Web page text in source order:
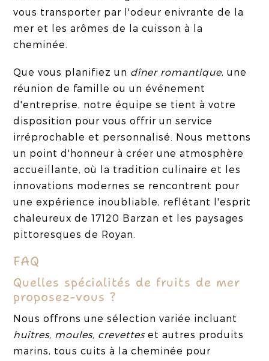
vous transporter par l'odeur enivrante de la
mer et les arômes de la cuisson à la
cheminée.
Que vous planifiez un dîner romantique, une
réunion de famille ou un événement
d'entreprise, notre équipe se tient à votre
disposition pour vous offrir un service
irréprochable et personnalisé. Nous mettons
un point d'honneur à créer une atmosphère
accueillante, où la tradition culinaire et les
innovations modernes se rencontrent pour
une expérience inoubliable, reflétant l'esprit
chaleureux de 17120 Barzan et les paysages
pittoresques de Royan.
FAQ
Quelles spécialités de fruits de mer
proposez-vous ?
Nous offrons une sélection variée incluant
huîtres, moules, crevetteset autres produits
marins, tous cuits à la cheminée pour